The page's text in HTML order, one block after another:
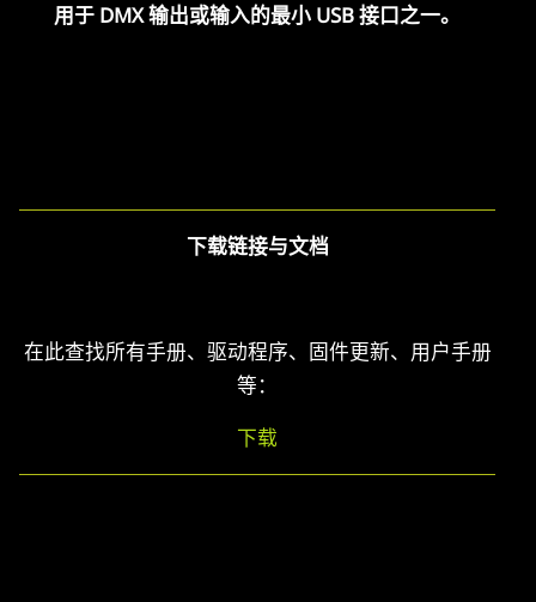
用于 DMX 输出或输入的最小 USB 接口之一。
下载链接与文档
在此查找所有手册、驱动程序、固件更新、用户手册
等：
下载